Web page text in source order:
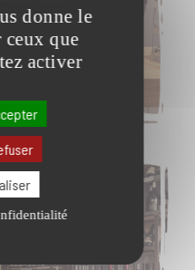
donne le
que
activer